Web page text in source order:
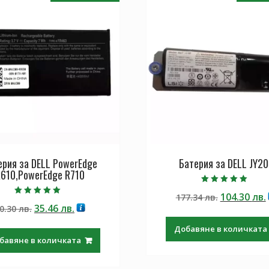
за DELL PowerEdge
R710
5.00
от 5
лв. Original
60.30 лв..
35.46лв.Текущата
35.46 лв..
в количката
Батерия за DELL
5.00
от 5
177.34лв. Original
177.34 лв..
104.30лв.
Добавяне в количката